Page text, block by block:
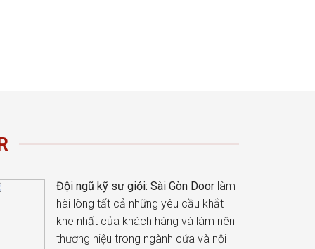
Đội ngũ kỹ sư giỏi: Sài Gòn Doorlàm
hài lòng tất cả những yêu cầu khắt
khe nhất của khách hàng và làm nên
thương hiệu trong ngành cửa và nội